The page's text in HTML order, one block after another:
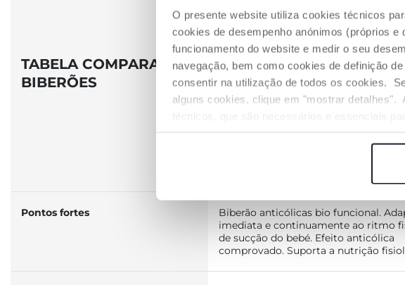
O presente website utiliza cookies técnicos
cookies de desempenho anónimos (próprios
funcionamento do website e medir o seu
navegação, bem como cookies de definição
consentir na utilização de todos os cookies.
alguns cookies, clique em "mostrar
TABELA COMPARATIVA
BIBERÕES
Pontos fortes
Biberão anticólicas bio funcional.
imediata e continuamente ao ritmo
de sucção do bebé. Efeito anticólica
comprovado. Suporta a nutrição